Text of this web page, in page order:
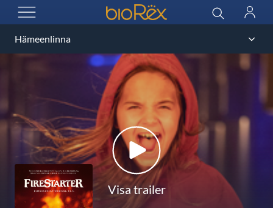
ÖPPNA MENYN
BioRex Cinemas Sök
Logga
Visa trailer